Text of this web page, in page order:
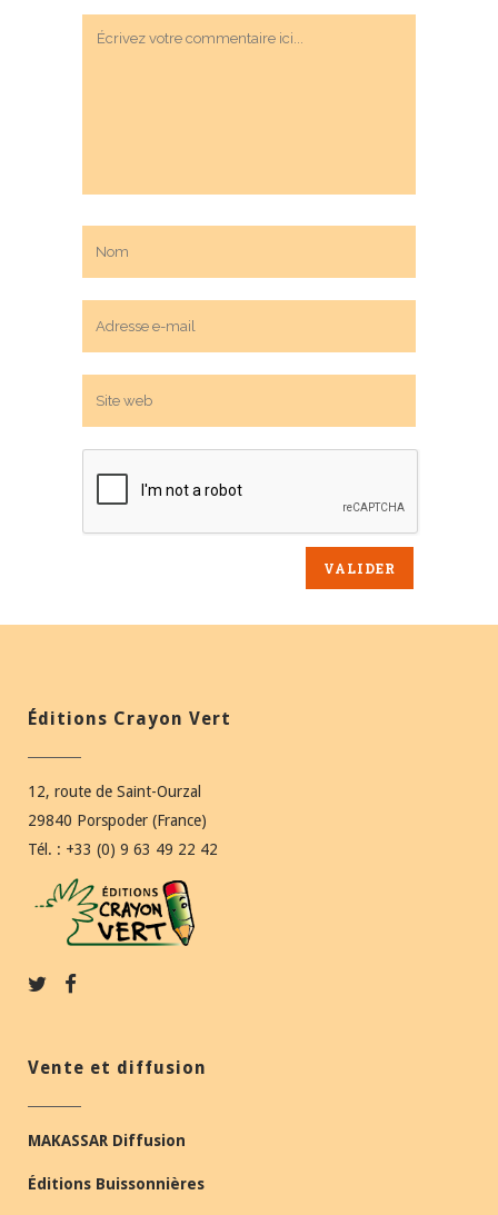
Éditions Crayon Vert
12, route de Saint-Ourzal
29840 Porspoder (France)
Tél. : +33 (0) 9 63 49 22 42
Vente et diffusion
MAKASSAR Diffusion
Éditions Buissonnières